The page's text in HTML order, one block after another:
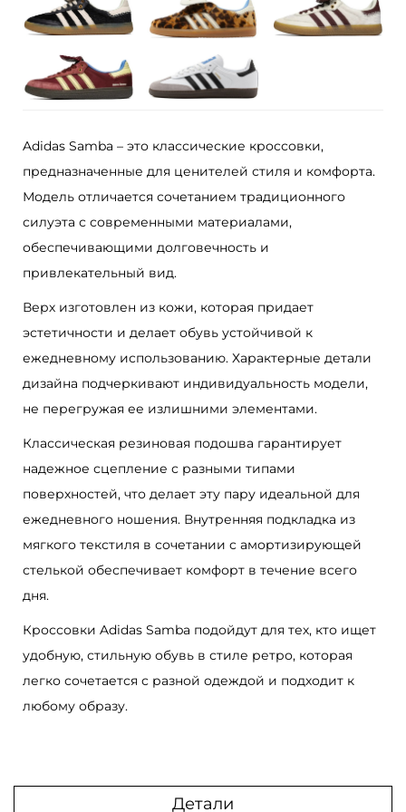
р
о
с
с
о
к
и
A
d
i
d
a
s
S
a
m
b
o
a
r
Adidas Samba – это классические кроссовки,
предназначенные для ценителей стиля и комфорта.
Модель отличается сочетанием традиционного
силуэта с современными материалами,
обеспечивающими долговечность и
привлекательный вид.
Верх изготовлен из кожи, которая придает
эстетичности и делает обувь устойчивой к
ежедневному использованию. Характерные детали
дизайна подчеркивают индивидуальность модели,
не перегружая ее излишними элементами.
Классическая резиновая подошва гарантирует
надежное сцепление с разными типами
поверхностей, что делает эту пару идеальной для
ежедневного ношения. Внутренняя подкладка из
мягкого текстиля в сочетании с амортизирующей
стелькой обеспечивает комфорт в течение всего
дня.
Кроссовки Adidas Samba подойдут для тех, кто ищет
удобную, стильную обувь в стиле ретро, которая
легко сочетается с разной одеждой и подходит к
любому образу.
Детали